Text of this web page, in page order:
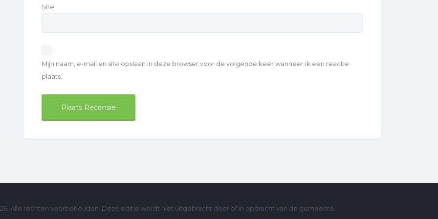
Site
Mijn naam, e-mail en site opslaan in deze browser voor de volgende keer wanneer ik een reactie
plaats.
Alle rechten voorbehouden. Deze editie wordt niet uitgebracht door of in opdracht van de gemeente.